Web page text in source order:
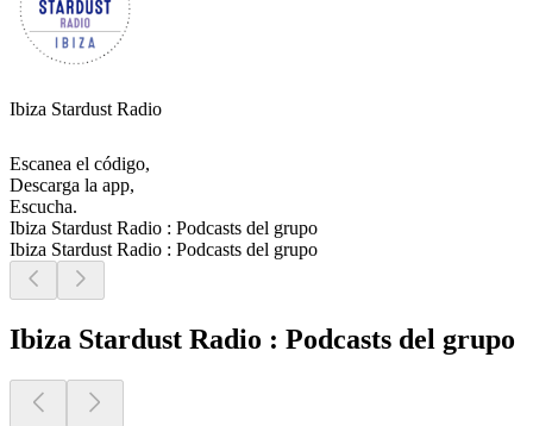
Ibiza Stardust Radio
Escanea el código,
Descarga la app,
Escucha.
Ibiza Stardust Radio : Podcasts del grupo
Ibiza Stardust Radio : Podcasts del grupo
Ibiza Stardust Radio : Podcasts del grupo